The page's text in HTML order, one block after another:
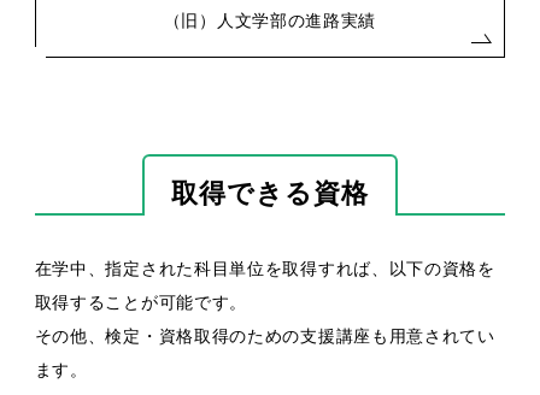
（旧）人文学部の進路実績
取得できる資格
在学中、指定された科目単位を取得すれば、以下の資格を
取得することが可能です。
その他、検定・資格取得のための支援講座も用意されてい
ます。